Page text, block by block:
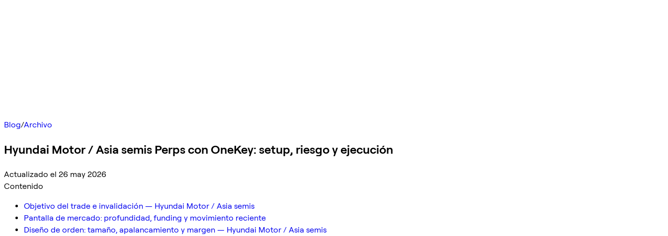
Blog/Archivo
Hyundai Motor / Asia semis Perps con OneKey: setup, riesgo y ejecución
Actualizado el 26 may 2026
Contenido
Objetivo del trade e invalidación — Hyundai Motor / Asia semis
Pantalla de mercado: profundidad, funding y movimiento reciente
Diseño de orden: tamaño, apalancamiento y margen — Hyundai Motor / Asia semis